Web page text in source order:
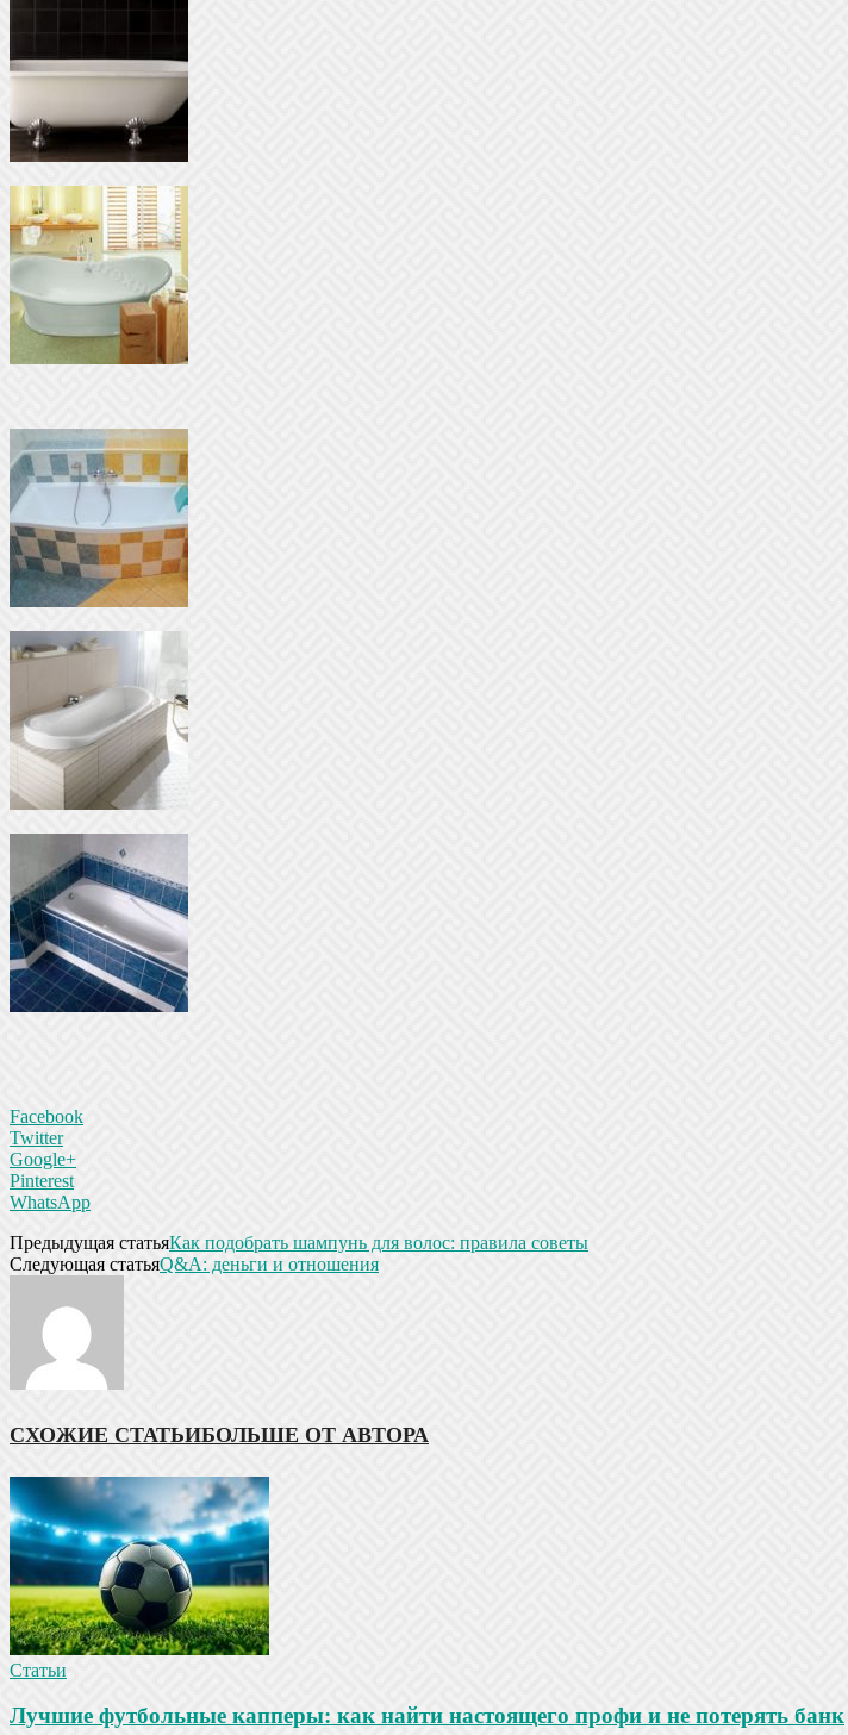
Facebook
Twitter
Google+
Pinterest
WhatsApp
Предыдущая статьяКак подобрать шампунь для волос: правила советы
Следующая статьяQ&A: деньги и отношения
СХОЖИЕ СТАТЬИБОЛЬШЕ ОТ АВТОРА
Статьи
Лучшие футбольные капперы: как найти настоящего профи и не потерять банк